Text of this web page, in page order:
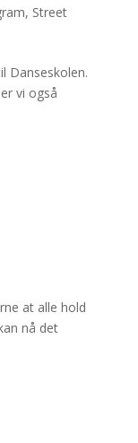
, Street
Danseskolen.
vi også
at alle hold
nå det